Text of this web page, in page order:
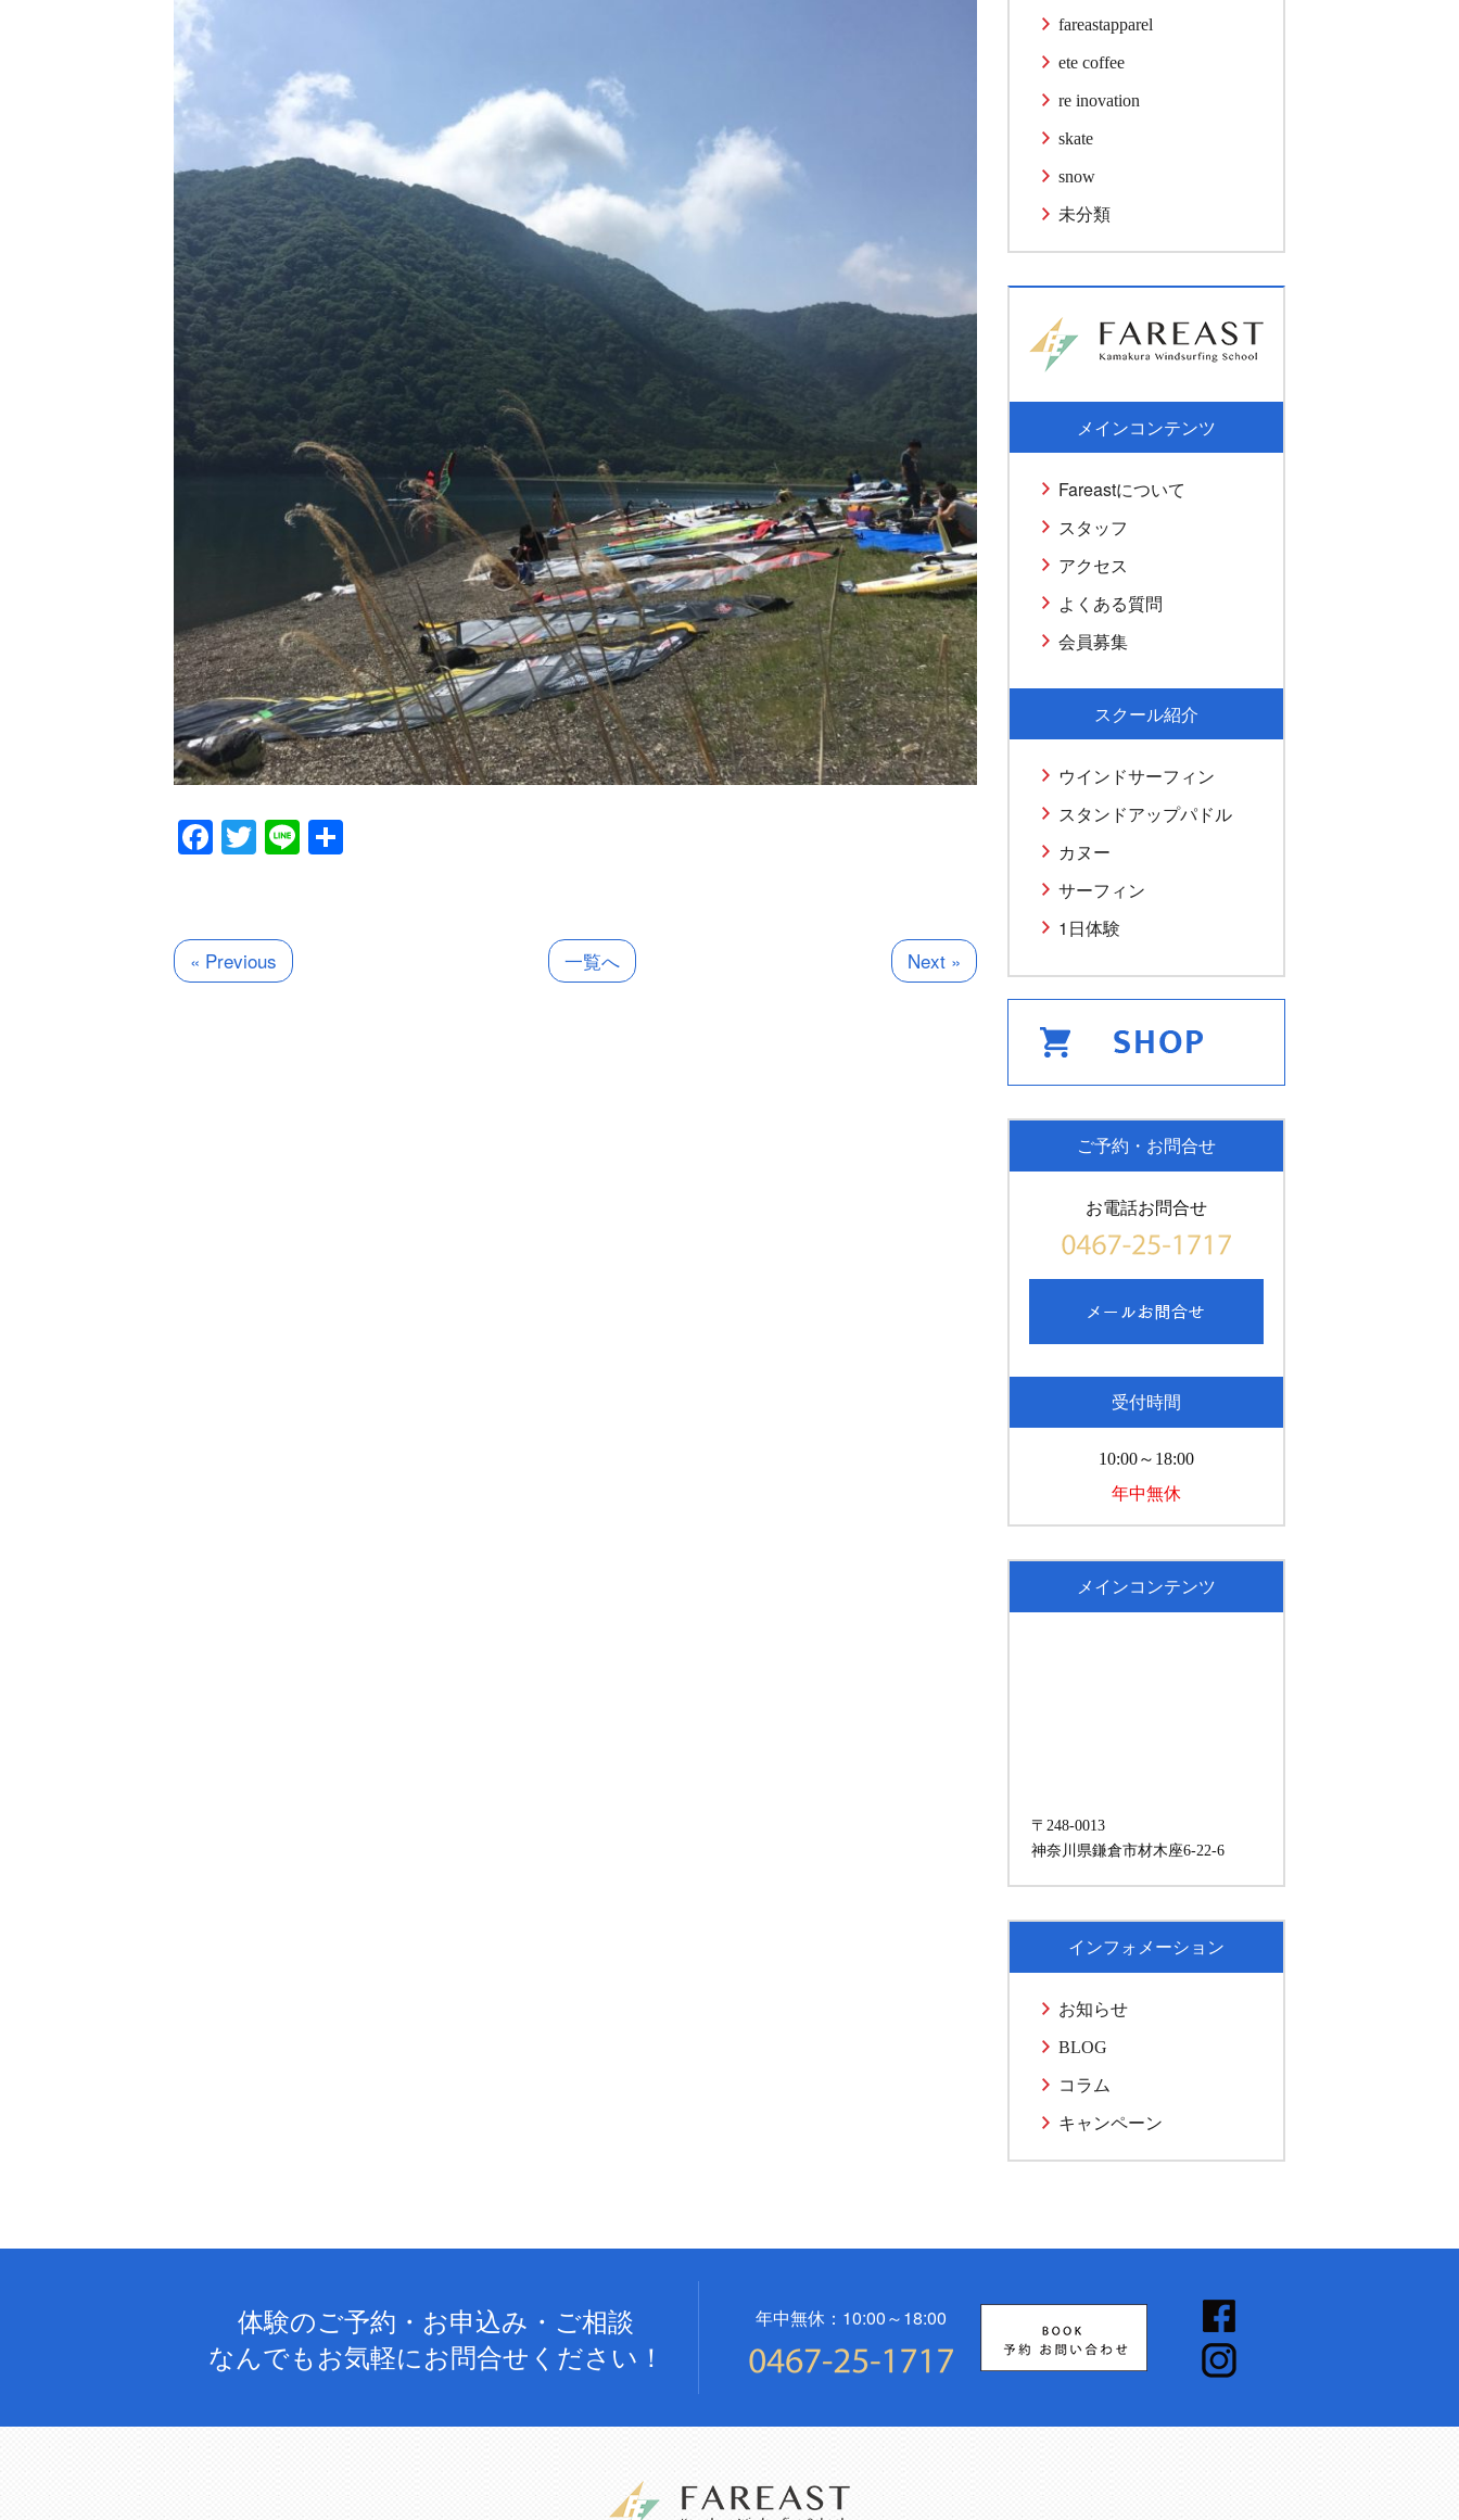
Facebook
Twitter
Line
« Previous 一覧へ Next »
fareastapparel
ete coffee
re inovation
skate
snow
未分類
メインコンテンツ
Fareastについて
スタッフ
アクセス
よくある質問
会員募集
スクール紹介
ウインドサーフィン
スタンドアップパドル
カヌー
サーフィン
1日体験
ご予約・お問合せ
お電話お問合せ
受付時間
10:00～18:00
年中無休
メインコンテンツ
〒248-0013
神奈川県鎌倉市材木座6-22-6
インフォメーション
お知らせ
BLOG
コラム
キャンペーン
体験のご予約・お申込み・ご相談
なんでもお気軽にお問合せください！
年中無休：10:00～18:00